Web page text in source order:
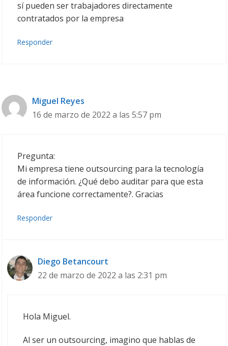
sí pueden ser trabajadores directamente
contratados por la empresa
Responder
Miguel Reyes
16 de marzo de 2022 a las 5:57 pm
Pregunta:
Mi empresa tiene outsourcing para la tecnología
de información. ¿Qué debo auditar para que esta
área funcione correctamente?. Gracias
Responder
Diego Betancourt
22 de marzo de 2022 a las 2:31 pm
Hola Miguel.
Al ser un outsourcing, imagino que hablas de